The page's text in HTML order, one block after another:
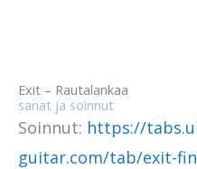
Exit – Rautalankaa
sanat ja soinnut
Soinnut: https://
guitar.com/tab/exit-